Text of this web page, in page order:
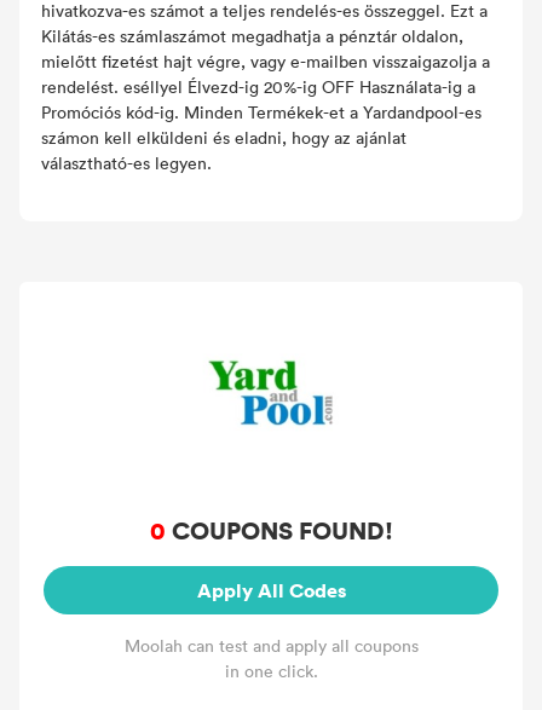
0 COUPONS FOUND!
Apply All Codes
Moolah can test and apply all coupons
in one click.
hivatkozva-es számot a teljes rendelés-es összeggel. Ezt a
Kilátás-es számlaszámot megadhatja a pénztár oldalon,
mielőtt fizetést hajt végre, vagy e-mailben visszaigazolja a
rendelést. eséllyel Élvezd-ig 20%-ig OFF Használata-ig a
Promóciós kód-ig. Minden Termékek-et a Yardandpool-es
számon kell elküldeni és eladni, hogy az ajánlat
választható-es legyen.